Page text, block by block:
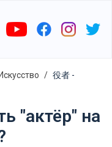
Искусство
役者 -
"актёр" на